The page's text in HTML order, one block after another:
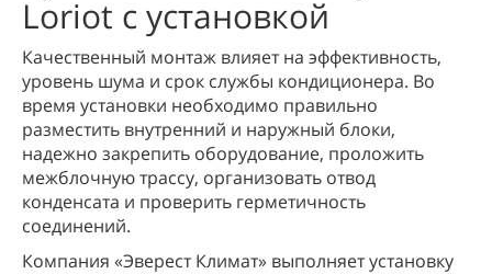
Loriot с установкой
Качественный монтаж влияет на эффективность,
уровень шума и срок службы кондиционера. Во
время установки необходимо правильно
разместить внутренний и наружный блоки,
надежно закрепить оборудование, проложить
межблочную трассу, организовать отвод
конденсата и проверить герметичность
соединений.
Компания «Эверест Климат» выполняет установку